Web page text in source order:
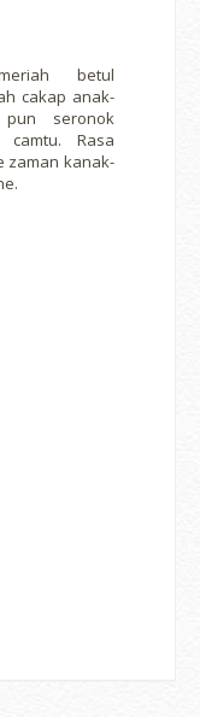
betul
cakap anak-
seronok
camtu. Rasa
zaman kanak-